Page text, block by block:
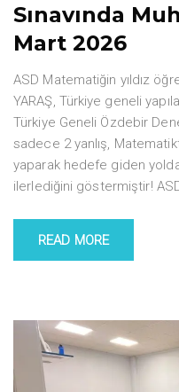
Sınavında
Mart 2026
ASD Matematiğin yıldız
YARAŞ, Türkiye geneli
Türkiye Geneli Özdebir
sadece 2 yanlış,
yaparak hedefe giden
ilerlediğini göstermiştir!
READ MORE